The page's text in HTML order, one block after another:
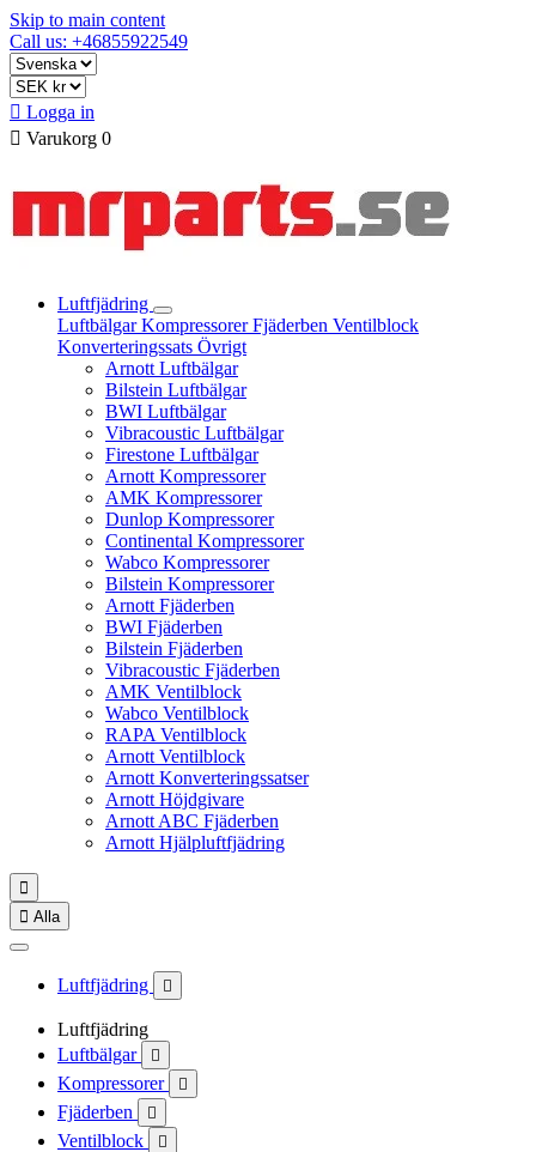
Skip to main content
Call us: +46855922549
 Logga in
 Varukorg 0
Luftfjädring
LuftbälgarKompressorerFjäderben Ventilblock
Konverteringssats Övrigt
Arnott Luftbälgar
Bilstein Luftbälgar
BWI Luftbälgar
Vibracoustic Luftbälgar
Firestone Luftbälgar
Arnott Kompressorer
AMK Kompressorer
Dunlop Kompressorer
Continental Kompressorer
Wabco Kompressorer
Bilstein Kompressorer
Arnott Fjäderben
BWI Fjäderben
Bilstein Fjäderben
Vibracoustic Fjäderben
AMK Ventilblock
Wabco Ventilblock
RAPA Ventilblock
Arnott Ventilblock
Arnott Konverteringssatser
Arnott Höjdgivare
Arnott ABC Fjäderben
Arnott Hjälpluftfjädring

 Alla
Luftfjädring 
Luftfjädring
Luftbälgar

Kompressorer 
Fjäderben 
Ventilblock 